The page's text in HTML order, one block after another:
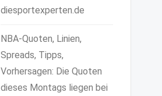
diesportexperten.de
NBA-Quoten, Linien,
Spreads, Tipps,
Vorhersagen: Die Quoten
dieses Montags liegen bei